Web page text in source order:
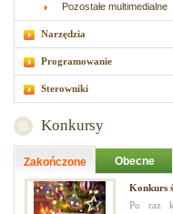
Pozostałe multimedialne
Narzędzia
Programowanie
Sterowniki
Konkursy
Zakończone Obecne
Konkurs
Po raz